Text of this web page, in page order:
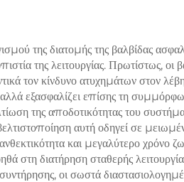
της διατομής της βαλβίδας
της λειτουργίας. Πρωτίστως,
τον κίνδυνο ατυχημάτων στον
εξασφαλίζει επίσης τη
της αποδοτικότητας του
αυτή οδηγεί σε
και μεγαλύτερο χρόνο
στη διατήρηση σταθερής
οι σωστά